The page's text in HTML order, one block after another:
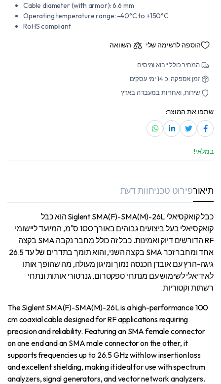
Cable diameter (with armor): 6.6 mm
Operating temperature range: -40°C to +150°C
RoHS compliant
הוספה לרשימה שלי השוואה
המחיר כולל ייבוא ומיסים
זמן אספקה: כ 14 ימי עסקים
שירות, ואחריות במעבדה בארץ
שתפו את המוצר:
במלאי!
תיאורפירוט טכניחוות דעת
כבל קואקסיאלי Siglent SMA(F)-SMA(M)-26L הוא כבל
קואקסיאלי בעל ביצועים גבוהים באורך 100 ס"מ, המיועד ליישומי
RF הדורשים דיוק ואמינות. כבל זה כולל מחבר נקבה SMA בקצה
אחד ומחבר זכר SMA בקצה השני, והוא תומך בתדרים של עד 26.5
גיגה-הרץ עם אובדן הכנסה נמוך ומיגון מעולה, מה שהופך אותו
לאידיאלי לשימוש עם מנתחי ספקטרום, גנרטורי אותות ונתחי
רשתות וקטוריות.
The Siglent SMA(F)-SMA(M)-26L is a high-performance 100
cm coaxial cable designed for RF applications requiring
precision and reliability. Featuring an SMA female connector
on one end and an SMA male connector on the other, it
supports frequencies up to 26.5 GHz with low insertion loss
and excellent shielding, making it ideal for use with spectrum
analyzers, signal generators, and vector network analyzers.